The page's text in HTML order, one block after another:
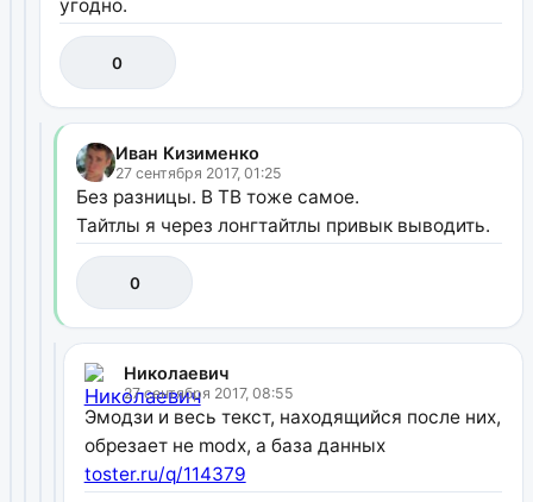
угодно.
0
Иван Кизименко
27 сентября 2017, 01:25
Без разницы. В ТВ тоже самое.
Тайтлы я через лонгтайтлы привык выводить.
0
Николаевич
27 сентября 2017, 08:55
Эмодзи и весь текст, находящийся после них,
обрезает не modx, а база данных
toster.ru/q/114379